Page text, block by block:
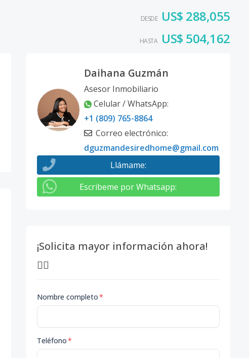
DESDE US$ 288,055
HASTA US$ 504,162
Daihana Guzmán
Asesor Inmobiliario
Celular / WhatsApp:
+1 (809) 765-8864
Correo electrónico:
dguzmandesiredhome@gmail.com
Llámame:
Escribeme por Whatsapp:
¡Solicita mayor información ahora!
👇🏽
Nombre completo*
Teléfono*